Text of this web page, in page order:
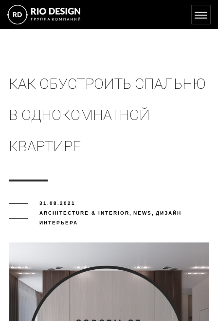
КАК ОБУСТРОИТЬ СПАЛЬНЮ
В ОДНОКОМНАТНОЙ
КВАРТИРЕ
31.08.2021
ARCHITECTURE & INTERIOR
NEWS
ДИЗАЙН
ИНТЕРЬЕРА